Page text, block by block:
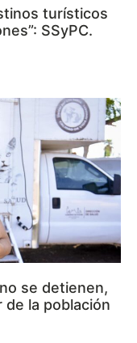
turísticos
SSyPC.
se detienen,
la población